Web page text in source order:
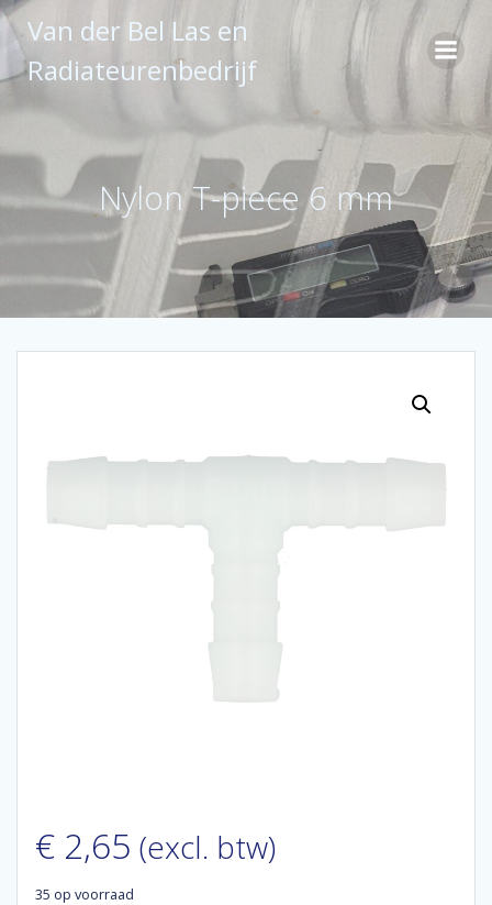
Ga
naar
inhoud
Van der Bel Las en
Radiateurenbedrijf
Nylon T-piece 6 mm
€ 2,65 (excl. btw)
35 op voorraad